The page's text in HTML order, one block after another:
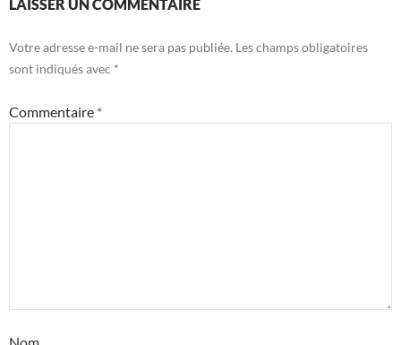
LAISSER UN COMMENTAIRE
Votre adresse e-mail ne sera pas publiée. Les champs obligatoires
sont indiqués avec *
Commentaire *